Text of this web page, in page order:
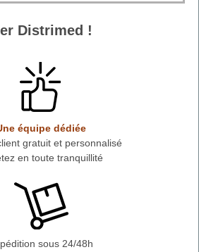
Distrimed !
équipe dédiée
gratuit et personnalisé
en toute tranquillité
sous 24/48h